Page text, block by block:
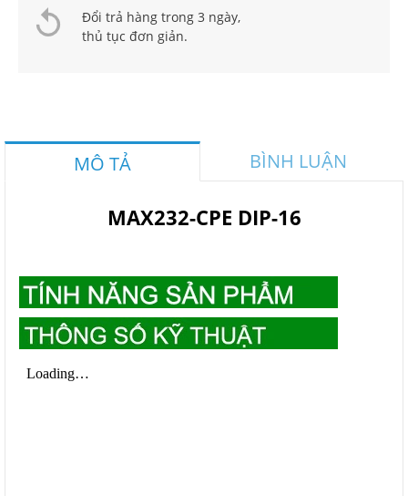
Đổi trả hàng trong 3 ngày,
thủ tục đơn giản.
MÔ TẢ BÌNH LUẬN
MAX232-CPE DIP-16